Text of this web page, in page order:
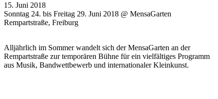
15. Juni 2018
Sonntag 24. bis Freitag 29. Juni 2018 @ MensaGarten
Rempartstraße, Freiburg
Alljährlich im Sommer wandelt sich der MensaGarten an der
Rempartstraße zur temporären Bühne für ein vielfältiges Programm
aus Musik, Bandwettbewerb und internationaler Kleinkunst.